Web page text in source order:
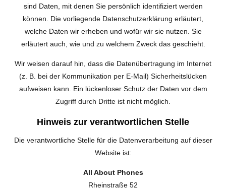
sind Daten, mit denen Sie persönlich identifiziert werden
können. Die vorliegende Datenschutzerklärung erläutert,
welche Daten wir erheben und wofür wir sie nutzen. Sie
erläutert auch, wie und zu welchem Zweck das geschieht.
Wir weisen darauf hin, dass die Datenübertragung im Internet
(z. B. bei der Kommunikation per E-Mail) Sicherheitslücken
aufweisen kann. Ein lückenloser Schutz der Daten vor dem
Zugriff durch Dritte ist nicht möglich.
Hinweis zur verantwortlichen Stelle
Die verantwortliche Stelle für die Datenverarbeitung auf dieser
Website ist:
All About Phones
Rheinstraße 52